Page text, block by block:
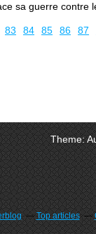
sa guerre contre
83 84 85 86 87
Theme:
Top articles